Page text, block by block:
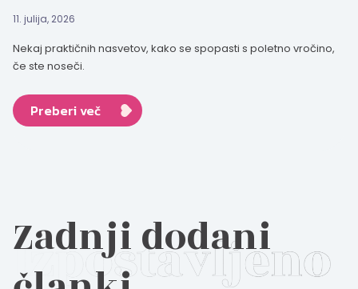
11. julija, 2026
Nekaj praktičnih nasvetov, kako se spopasti s poletno vročino,
če ste noseči.
Preberi več
Zadnji dodani